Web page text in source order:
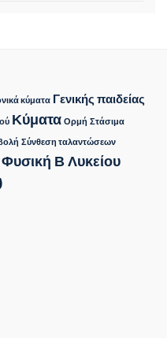
κύματα Γενικής παιδείας
Κύματα Ορμή Στάσιμα
Σύνθεση ταλαντώσεων
Φυσική Β Λυκείου